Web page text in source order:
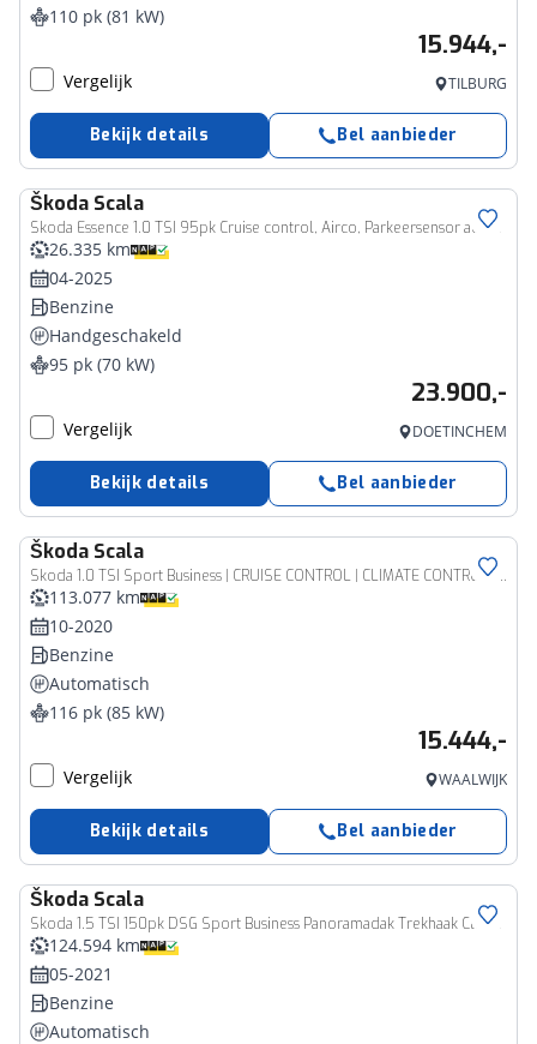
110 pk (81 kW)
15.944,-
Vergelijk TILBURG
Bekijk details Bel aanbieder
Škoda Scala
Skoda Essence 1.0 TSI 95pk Cruise control, Airco, Parkeersensor achter, DAB, Radio, Bluetooth, LED koplampen
26.335 km
04-2025
Benzine
Handgeschakeld
95 pk (70 kW)
23.900,-
Vergelijk DOETINCHEM
Bekijk details Bel aanbieder
Škoda Scala
Skoda 1.0 TSI Sport Business | CRUISE CONTROL | CLIMATE CONTROL | PARKEERSENSOREN | SMARTLINK | LED KOPLAMPEN
113.077 km
10-2020
Benzine
Automatisch
116 pk (85 kW)
15.444,-
Vergelijk WAALWIJK
Bekijk details Bel aanbieder
Škoda Scala
Skoda 1.5 TSI 150pk DSG Sport Business Panoramadak Trekhaak Climate Control
124.594 km
05-2021
Benzine
Automatisch